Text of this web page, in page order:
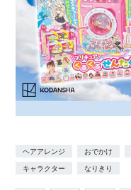
ヘアアレンジ おでかけ
キャラクター
なりきり